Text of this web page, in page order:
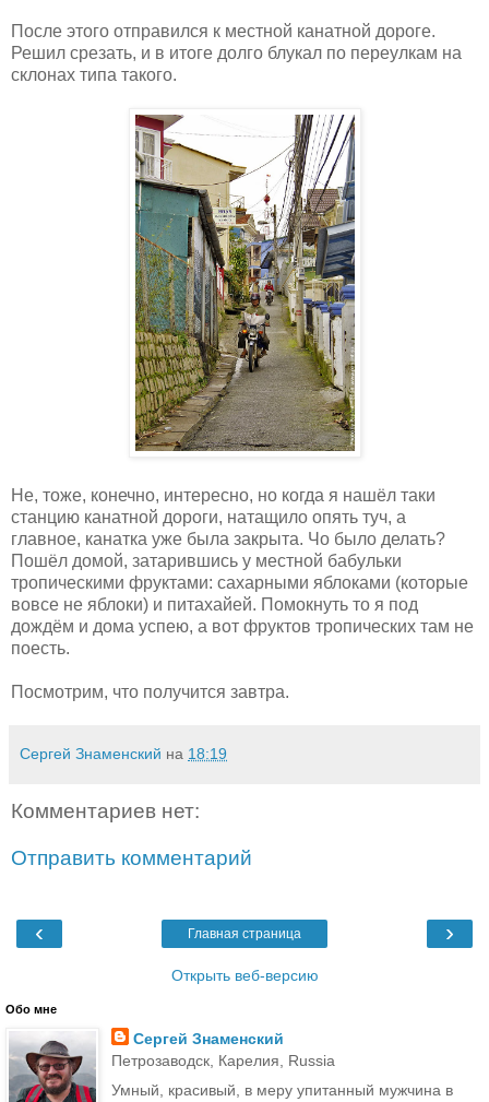
После этого отправился к местной канатной дороге.
Решил срезать, и в итоге долго блукал по переулкам на
склонах типа такого.
Не, тоже, конечно, интересно, но когда я нашёл таки
станцию канатной дороги, натащило опять туч, а
главное, канатка уже была закрыта. Чо было делать?
Пошёл домой, затарившись у местной бабульки
тропическими фруктами: сахарными яблоками (которые
вовсе не яблоки) и питахайей. Помокнуть то я под
дождём и дома успею, а вот фруктов тропических там не
поесть.
Посмотрим, что получится завтра.
Сергей Знаменский на 18:19
Комментариев нет:
Отправить комментарий
‹ ›
Главная страница
Открыть веб-версию
Обо мне
Сергей Знаменский
Петрозаводск, Карелия, Russia
Умный, красивый, в меру упитанный мужчина в